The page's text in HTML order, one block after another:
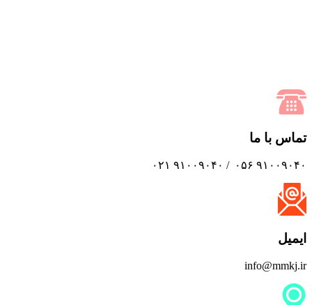
تماس با ما
۹۱۰۰۹۰۴۰ ۰۵۶ / ۹۱۰۰۹۰۴۰ ۰۲۱
ایمیل
info@mmkj.ir